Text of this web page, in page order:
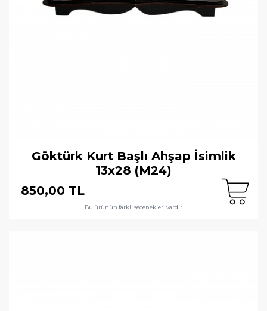
Göktürk Kurt Başlı Ahşap İsimlik
13x28 (M24)
850,00 TL
Bu ürünün farklı seçenekleri vardır